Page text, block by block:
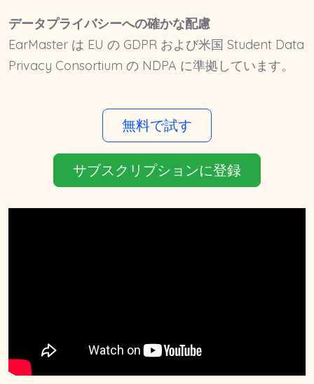
データプライバシーへの確かな配慮
EarMaster は EU の GDPR および米国 Student Data
Privacy Consortium の NDPA に準拠しています。
無料で試す
サブスクリプションに登録